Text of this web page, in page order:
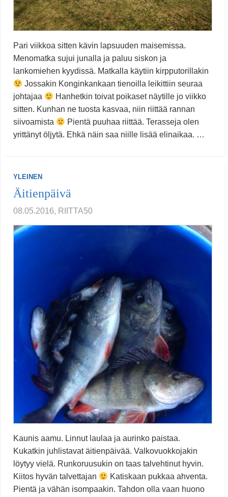
Pari viikkoa sitten kävin lapsuuden maisemissa.
Menomatka sujui junalla ja paluu siskon ja
lankomiehen kyydissä. Matkalla käytiin kirpputorillakin
Jossakin Konginkankaan tienoilla leikittiin seuraa
johtajaa
Hanhetkin toivat poikaset näytille jo viikko
sitten. Kunhan ne tuosta kasvaa, niin riittää rannan
siivoamista
Pientä puuhaa riittää. Terasseja olen
yrittänyt öljytä. Ehkä näin saa niille lisää elinaikaa. …
YLEINEN
Äitienpäivä
08.05.2016, RIITTA50
Kaunis aamu. Linnut laulaa ja aurinko paistaa.
Kukatkin juhlistavat äitienpäivää. Valkovuokkojakin
löytyy vielä. Runkoruusukin on taas talvehtinut hyvin.
Kiitos hyvän talvettajan
Katiskaan pukkaa ahventa.
Pientä ja vähän isompaakin. Tahdon olla vaan huono